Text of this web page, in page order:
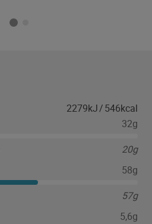
2279kJ/546kcal
32g
20g
58g
57g
5,6g